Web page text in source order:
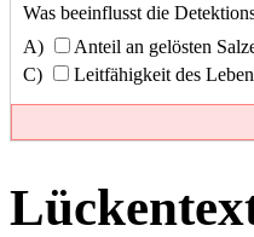
Was beeinflusst die
Anteil an gelösten
Leitfähigkeit des